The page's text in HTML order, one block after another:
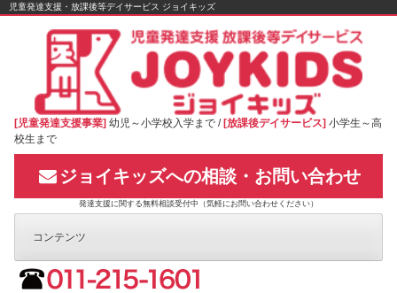
Skip
児童発達支援・放課後等デイサービス ジョイキッズ
[児童発達支援事業] 幼児～小学校入学まで / [放課後デイサービス] 小学生～高
校生まで
ジョイキッズへの相談・お問い合わせ
発達支援に関する無料相談受付中（気軽にお問い合わせください）
コンテンツ